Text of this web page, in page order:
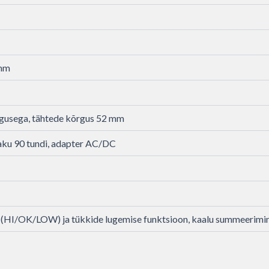
tähtede kõrgus 52 mm
90 tundi, adapter AC/DC
OK/LOW) ja tükkide lugemise funktsioon, kaalu